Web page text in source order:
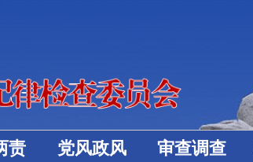
责 党风政风 审查调查